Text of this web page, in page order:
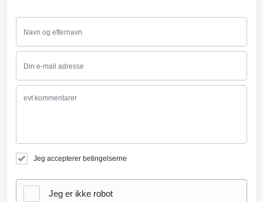
Jeg accepterer betingelserne
Jeg er ikke robot